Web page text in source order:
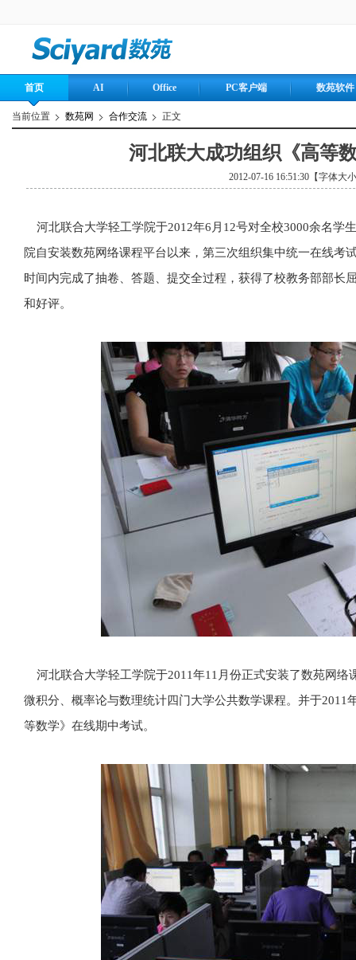
首页 AI Office PC客户端 数苑软件
当前位置 数苑网 合作交流 正文
河北联大成功组织《高等
2012-07-16 16:51:30【字体大
河北联合大学轻工学院于2012年6月12号对全校3000余名学
院自安装数苑网络课程平台以来，第三次组织集中统一在线考
时间内完成了抽卷、答题、提交全过程，获得了校教务部部长
和好评。
河北联合大学轻工学院于2011年11月份正式安装了数苑网络
微积分、概率论与数理统计四门大学公共数学课程。并于2011
等数学》在线期中考试。